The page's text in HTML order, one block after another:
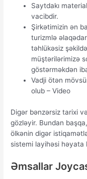
Saytdakı
vacibdir.
Şirkətimizin ən
turizmlə
təhlükəsiz
müştərilərimizə
göstərməkdən
Vadji ötən
olub – Video
Digər bənzərsiz tarixi
gözləyir. Bundan
ölkənin digər
sistemi layihəsi həyata
Əmsаllаr